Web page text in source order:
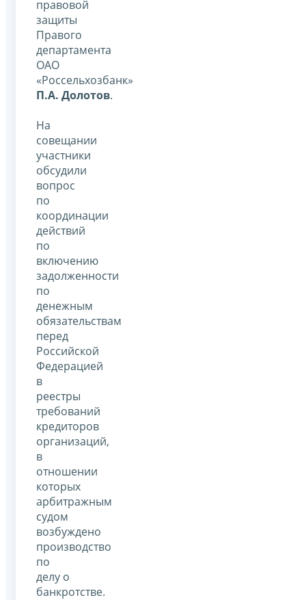
правовой
защиты
Правого
департамента
ОАО
«Россельхозбанк»
П.А. Долотов.
На
совещании
участники
обсудили
вопрос
по
координации
действий
по
включению
задолженности
по
денежным
обязательствам
перед
Российской
Федерацией
в
реестры
требований
кредиторов
организаций,
в
отношении
которых
арбитражным
судом
возбуждено
производство
по
делу о
банкротстве.